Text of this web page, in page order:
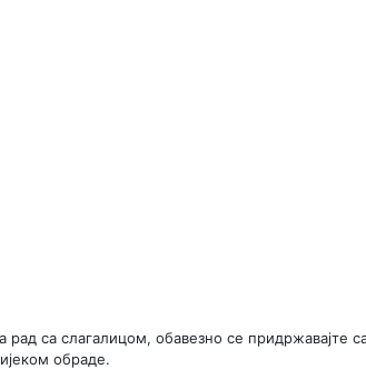
рад са слагалицом, обавезно се придржавајте
обраде.